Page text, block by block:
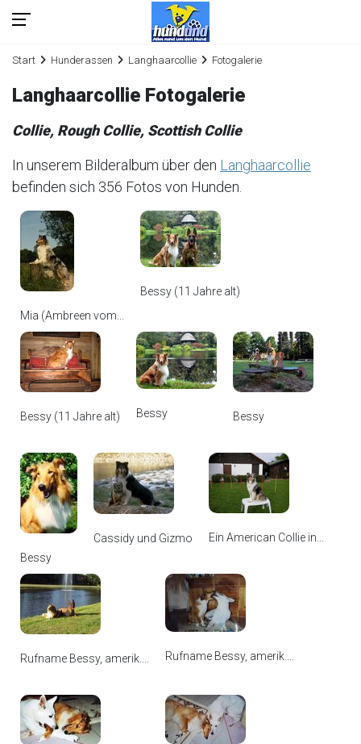
Start Hunderassen Langhaarcollie Fotogalerie
Langhaarcollie Fotogalerie
Collie, Rough Collie, Scottish Collie
In unserem Bilderalbum über den Langhaarcollie
befinden sich 356 Fotos von Hunden.
Mia (Ambreen vom...
Bessy (11 Jahre alt)
Bessy (11 Jahre alt) Bessy Bessy
Bessy
Cassidy und Gizmo Ein American Collie in...
Rufname Bessy, amerik.... Rufname Bessy, amerik....